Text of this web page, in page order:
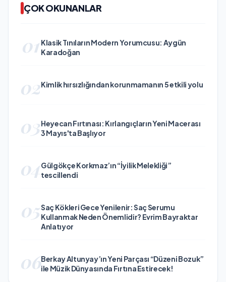
ÇOK OKUNANLAR
01 Klasik Tınıların Modern Yorumcusu: Aygün
Karadoğan
02Kimlik hırsızlığından korunmamanın 5 etkili yolu
03Heyecan Fırtınası: Kırlangıçların Yeni Macerası
3 Mayıs'ta Başlıyor
04Gülgökçe Korkmaz’ın “İyilik Melekliği”
tescillendi
05Saç Kökleri Gece Yenilenir: Saç Serumu
Kullanmak Neden Önemlidir? Evrim Bayraktar
Anlatıyor
06Berkay Altunyay’ın Yeni Parçası “Düzeni Bozuk”
ile Müzik Dünyasında Fırtına Estirecek!